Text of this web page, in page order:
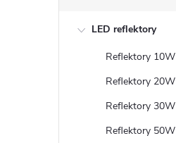
LED reflektory
Reflektory 10W
Reflektory 20W
Reflektory 30W
Reflektory 50W